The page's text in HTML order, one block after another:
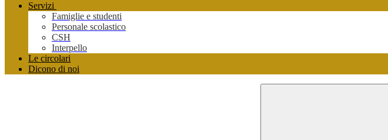
Servizi
Famiglie e studenti
Personale scolastico
CSH
Interpello
Le circolari
Dicono di noi